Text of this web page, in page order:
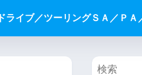
ドライブ／ツーリングＳＡ／ＰＡ